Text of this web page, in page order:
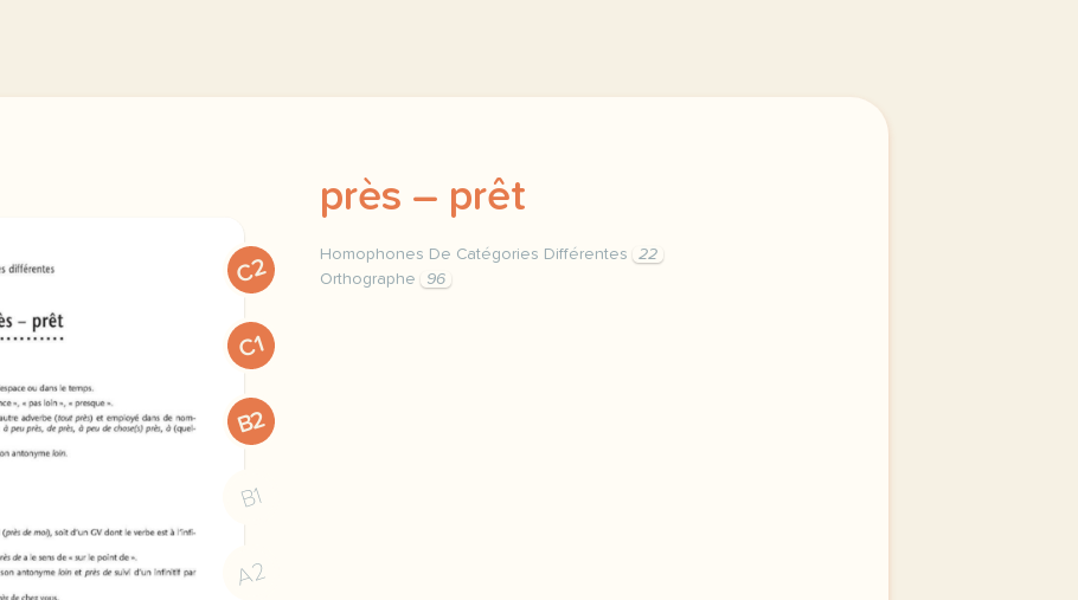
C2
C1
B2
B1
A2
près – prêt
Homophones De Catégories Différentes
22
Orthographe
96